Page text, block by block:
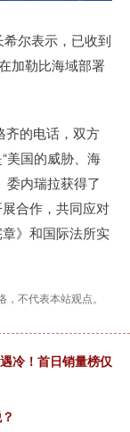
尔表示，已收到
加勒比海域部署
的电话，双方
美国的威胁、海
委内瑞拉获得了
合作，共同应对
》和国际法所实
不代表本站观点。
冷！首日销量榜仅